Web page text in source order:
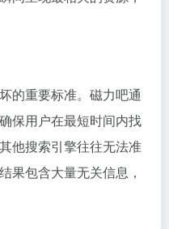
的重要标准。磁力吧通
保用户在最短时间内找
他搜索引擎往往无法准
果包含大量无关信息，